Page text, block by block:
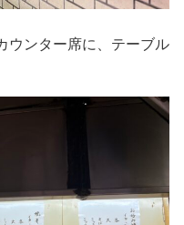
ウンター席に、テーブル